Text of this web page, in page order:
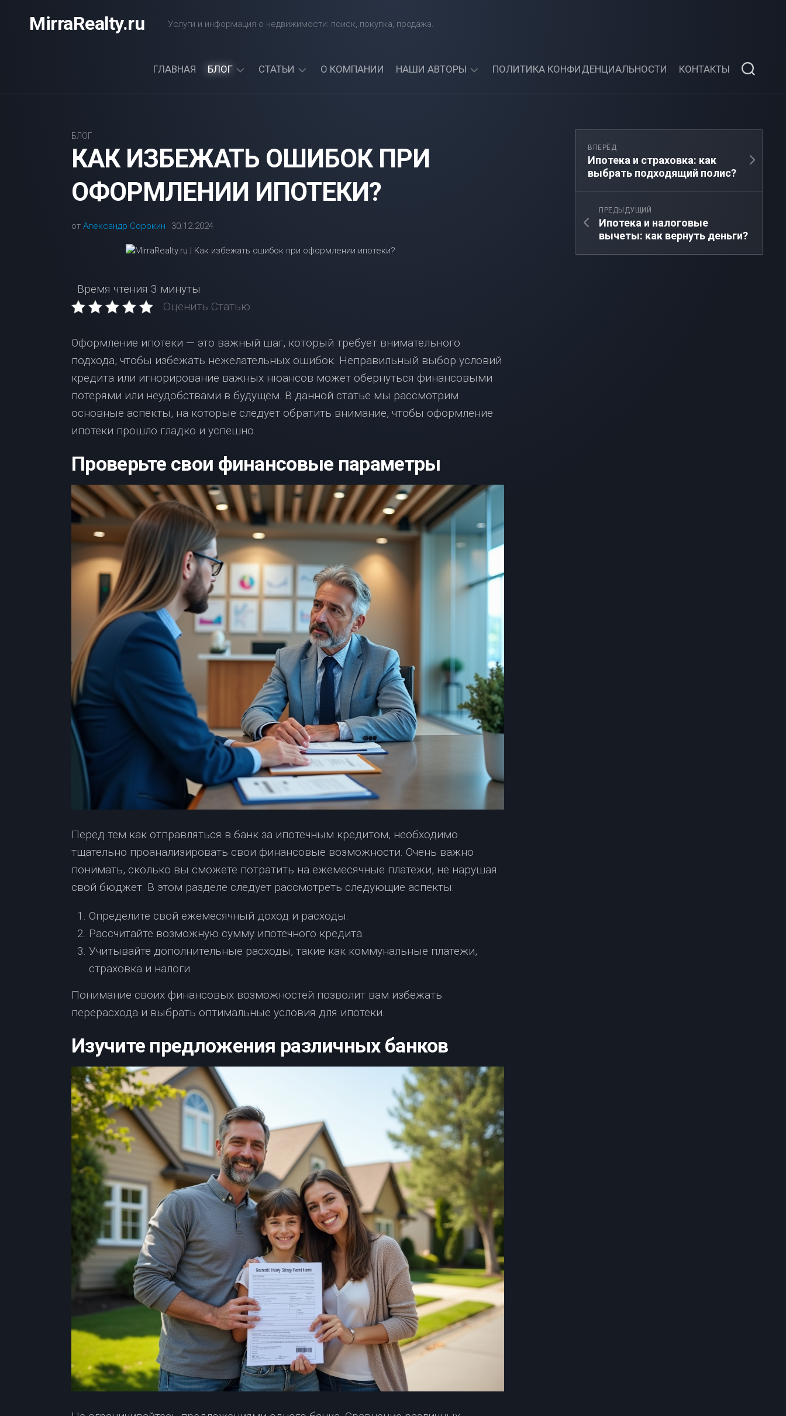
содержаниюMirraRealty.ru Услуги и информация о недвижимости: поиск, покупка, продажа.
ГЛАВНАЯ БЛОГ СТАТЬИ
ИНОСТРАННЫМ
ГРАЖДАНАМ?
ЛУЧШИЙ
БАНК
МОЖНО
ОТЧАИВАЙТЕСЬ,
НАС
ЕСТЬ
ИПОТЕКА
ЗНАТЬ?
О КОМПАНИИ НАШИ АВТОРЫ
СОРОКИН
ПОЛИТИКА КОНФИДЕНЦИАЛЬНОСТИ КОНТАКТЫ
БЛОГ
КАК ИЗБЕЖАТЬ ОШИБОК ПРИ
ОФОРМЛЕНИИ ИПОТЕКИ?
от Александр Сорокин 30.12.2024
Время чтения 3 минуты
Оценить Статью
Оформление ипотеки — это важный шаг, который требует внимательного
подхода, чтобы избежать нежелательных ошибок. Неправильный выбор условий
кредита или игнорирование важных нюансов может обернуться финансовыми
потерями или неудобствами в будущем. В данной статье мы рассмотрим
основные аспекты, на которые следует обратить внимание, чтобы оформление
ипотеки прошло гладко и успешно.
Проверьте свои финансовые параметры
Перед тем как отправляться в банк за ипотечным кредитом, необходимо
тщательно проанализировать свои финансовые возможности. Очень важно
понимать, сколько вы сможете потратить на ежемесячные платежи, не нарушая
свой бюджет. В этом разделе следует рассмотреть следующие аспекты:
Определите свой ежемесячный доход и расходы.
Рассчитайте возможную сумму ипотечного кредита.
Учитывайте дополнительные расходы, такие как коммунальные платежи,
страховка и налоги.
Понимание своих финансовых возможностей позволит вам избежать
перерасхода и выбрать оптимальные условия для ипотеки.
Изучите предложения различных банков
ВПЕРЁД
Ипотека и страховка: как
выбрать подходящий полис?
ПРЕДЫДУЩИЙ
Ипотека и налоговые
вычеты: как вернуть деньги?